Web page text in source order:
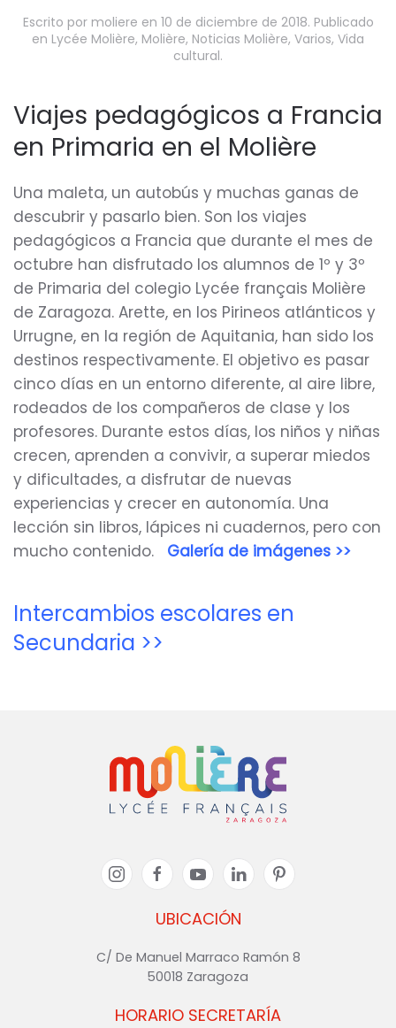
Escrito por moliere en 10 de diciembre de 2018. Publicado
en Lycée Molière, Molière, Noticias Molière, Varios, Vida
cultural.
Viajes pedagógicos a Francia
en Primaria en el Molière
Una maleta, un autobús y muchas ganas de
descubrir y pasarlo bien. Son los viajes
pedagógicos a Francia que durante el mes de
octubre han disfrutado los alumnos de 1º y 3º
de Primaria del colegio Lycée français Molière
de Zaragoza. Arette, en los Pirineos atlánticos y
Urrugne, en la región de Aquitania, han sido los
destinos respectivamente. El objetivo es pasar
cinco días en un entorno diferente, al aire libre,
rodeados de los compañeros de clase y los
profesores. Durante estos días, los niños y niñas
crecen, aprenden a convivir, a superar miedos
y dificultades, a disfrutar de nuevas
experiencias y crecer en autonomía. Una
lección sin libros, lápices ni cuadernos, pero con
mucho contenido. Galería de imágenes >>
Intercambios escolares en
Secundaria >>
UBICACIÓN
C/ De Manuel Marraco Ramón 8
50018 Zaragoza
HORARIO SECRETARÍA